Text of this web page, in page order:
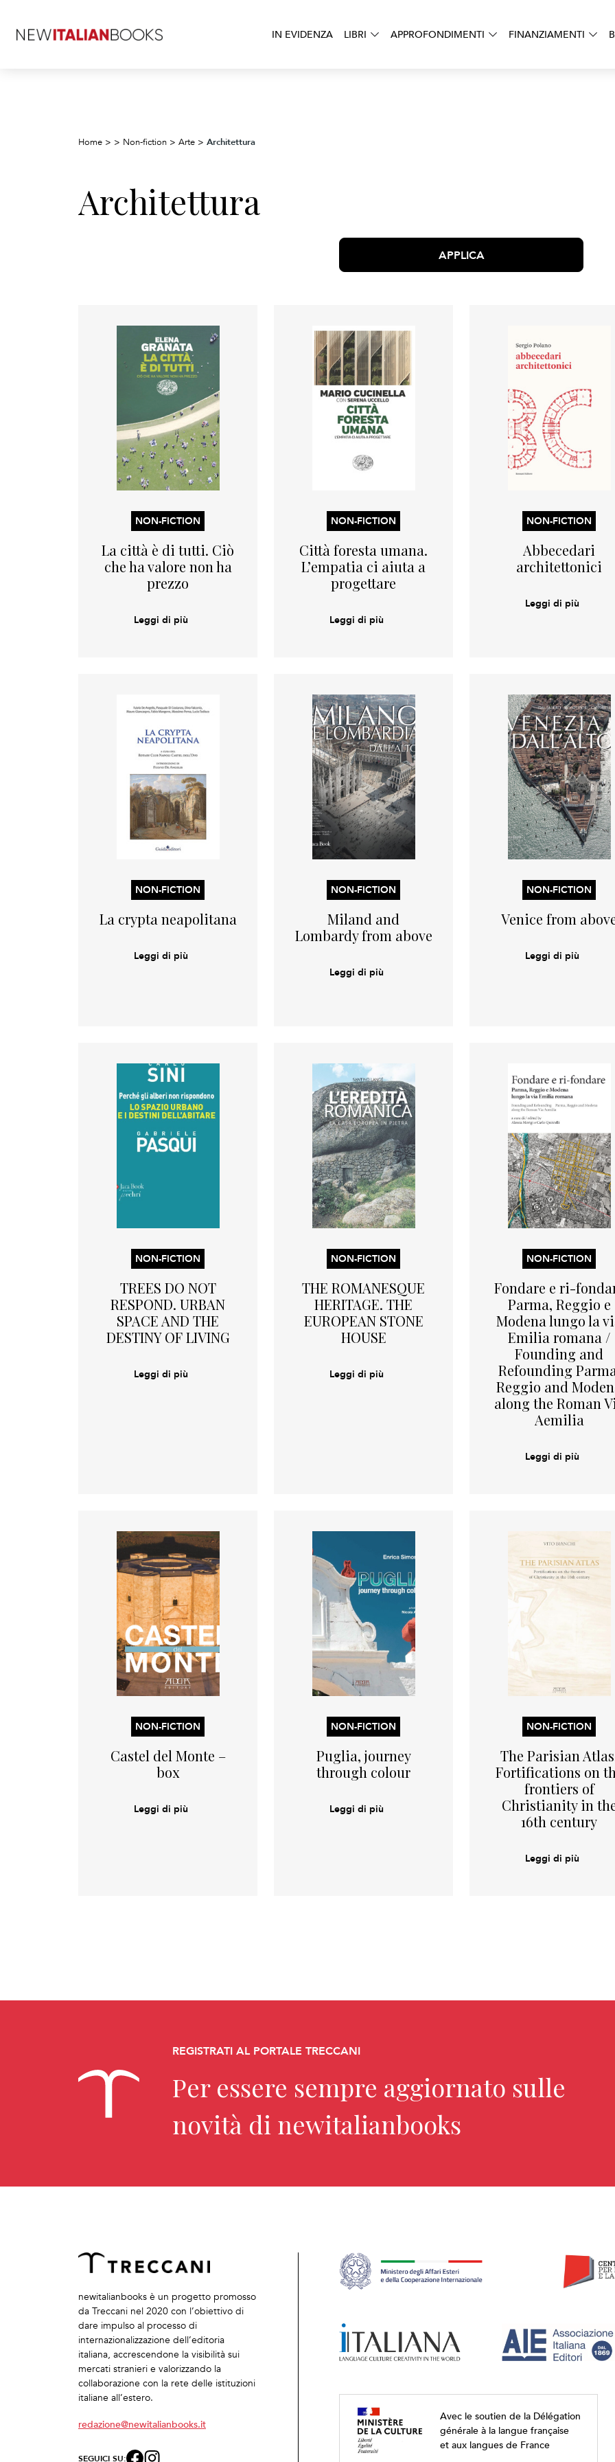
IN EVIDENZA LIBRI APPROFONDIMENTI FINANZIAMENTI
Home > > Non-fiction > Arte > Architettura
Architettura
APPLICA
NON-FICTION
La città è di tutti. Ciò
che ha valore non ha
prezzo
Leggi di più
NON-FICTION
Città foresta umana.
L’empatia ci aiuta a
progettare
Leggi di più
NON-FICTION
Abbecedari
architettonici
Leggi di più
NON-FICTION
La crypta neapolitana
Leggi di più
NON-FICTION
Miland and
Lombardy from above
Leggi di più
NON-FICTION
Venice from
Leggi di più
NON-FICTION
TREES DO NOT
RESPOND. URBAN
SPACE AND THE
DESTINY OF LIVING
Leggi di più
NON-FICTION
THE ROMANESQUE
HERITAGE. THE
EUROPEAN STONE
HOUSE
Leggi di più
NON-FICTION
Fondare e ri-
Parma, Reggio e
Modena lungo la
Emilia romana /
Founding and
Refounding
Reggio and
along the Roman
Aemilia
Leggi di più
NON-FICTION
Castel del Monte –
box
Leggi di più
NON-FICTION
Puglia, journey
through colour
Leggi di più
NON-FICTION
The Parisian
Fortifications on
frontiers of
Christianity in
16th century
Leggi di più
REGISTRATI AL PORTALE TRECCANI
Per essere sempre aggiornato sulle
novità di newitalianbooks
newitalianbooks è un progetto promosso
da Treccani nel 2020 con l’obiettivo di
dare impulso al processo di
internazionalizzazione dell’editoria
italiana, accrescendone la visibilità sui
mercati stranieri e valorizzando la
collaborazione con la rete delle istituzioni
italiane all’estero.
redazione@newitalianbooks.it
SEGUICI SU:
Avec le soutien de la Délégation
générale à la langue française
et aux langues de France